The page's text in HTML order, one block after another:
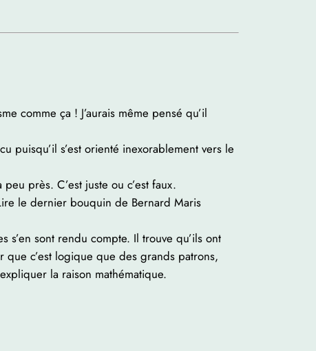
comme ça ! J’aurais même pensé qu’il
puisqu’il s’est orienté inexorablement vers le
près. C’est juste ou c’est faux.
le dernier bouquin de Bernard Maris
sont rendu compte. Il trouve qu’ils ont
c’est logique que des grands patrons,
la raison mathématique.